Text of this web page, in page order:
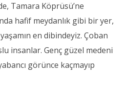
Tamara Köprüsü’ne
hafif meydanlık gibi bir yer,
en dibindeyiz. Çoban
insanlar. Genç güzel medeni
görünce kaçmayıp